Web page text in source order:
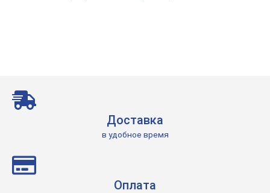
Доставка
в удобное время
Оплата